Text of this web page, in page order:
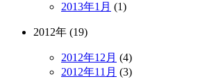
2013年1月 (1)
2012年 (19)
2012年12月 (4)
2012年11月 (3)